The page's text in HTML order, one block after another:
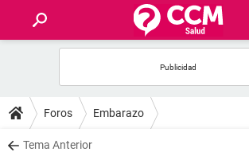
FOROS
SALUD
Foros Embarazo
Tema Anterior